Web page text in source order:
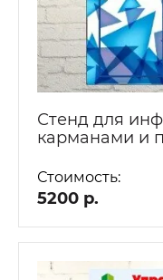
Стенд для
карманами и
Стоимость:
5200 р.